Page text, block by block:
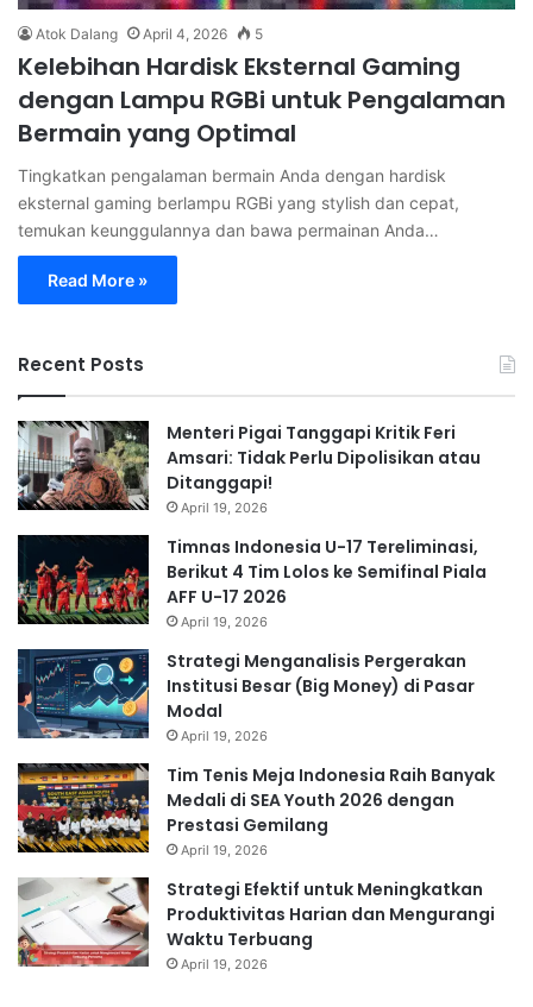
Atok Dalang April 4, 2026 5
Kelebihan Hardisk Eksternal Gaming
dengan Lampu RGBi untuk Pengalaman
Bermain yang Optimal
Tingkatkan pengalaman bermain Anda dengan hardisk
eksternal gaming berlampu RGBi yang stylish dan cepat,
temukan keunggulannya dan bawa permainan Anda…
Read More »
Recent Posts
Menteri Pigai Tanggapi Kritik Feri
Amsari: Tidak Perlu Dipolisikan atau
Ditanggapi!
April 19, 2026
Timnas Indonesia U-17 Tereliminasi,
Berikut 4 Tim Lolos ke Semifinal Piala
AFF U-17 2026
April 19, 2026
Strategi Menganalisis Pergerakan
Institusi Besar (Big Money) di Pasar
Modal
April 19, 2026
Tim Tenis Meja Indonesia Raih Banyak
Medali di SEA Youth 2026 dengan
Prestasi Gemilang
April 19, 2026
Strategi Efektif untuk Meningkatkan
Produktivitas Harian dan Mengurangi
Waktu Terbuang
April 19, 2026